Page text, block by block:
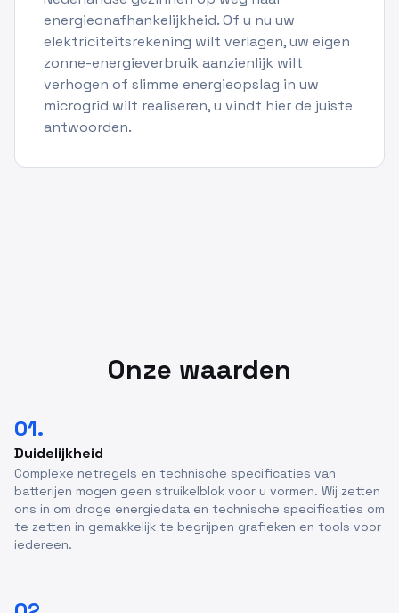
energieonafhankelijkheid. Of u nu uw
elektriciteitsrekening wilt verlagen, uw eigen
zonne-energieverbruik aanzienlijk wilt
verhogen of slimme energieopslag in uw
microgrid wilt realiseren, u vindt hier de juiste
antwoorden.
Onze waarden
01.
Duidelijkheid
Complexe netregels en technische specificaties van
batterijen mogen geen struikelblok voor u vormen. Wij zetten
ons in om droge energiedata en technische specificaties om
te zetten in gemakkelijk te begrijpen grafieken en tools voor
iedereen.